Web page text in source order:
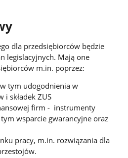
dla przedsiębiorców będzie
legislacyjnych. Mają one
m.in. poprzez:
tym udogodnienia w
i składek ZUS
firm - instrumenty
wsparcie gwarancyjne oraz
pracy, m.in. rozwiązania dla